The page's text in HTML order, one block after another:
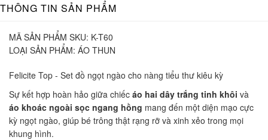
THÔNG TIN SẢN PHẨM
MÃ SẢN PHẨM SKU: K-T60
LOẠI SẢN PHẨM: ÁO THUN
Felicite Top - Set đồ ngọt ngào cho nàng tiểu thư kiêu kỳ
Sự kết hợp hoàn hảo giữa chiếc áo hai dây trắng tinh khôi và
áo khoác ngoài sọc ngang hồng mang đến một diện mạo cực
kỳ ngọt ngào, giúp bé trông thật rạng rỡ và xinh xẻo trong mọi
khung hình.